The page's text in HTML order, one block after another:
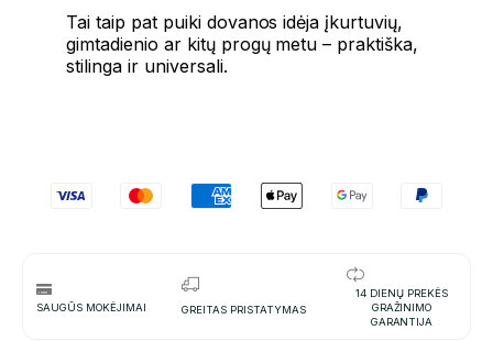
Tai taip pat puiki dovanos idėja įkurtuvių,
gimtadienio ar kitų progų metu – praktiška,
stilinga ir universali.
SAUGŪS MOKĖJIMAI GREITAS PRISTATYMAS
14 DIENŲ PREKĖS
GRAŽINIMO
GARANTIJA